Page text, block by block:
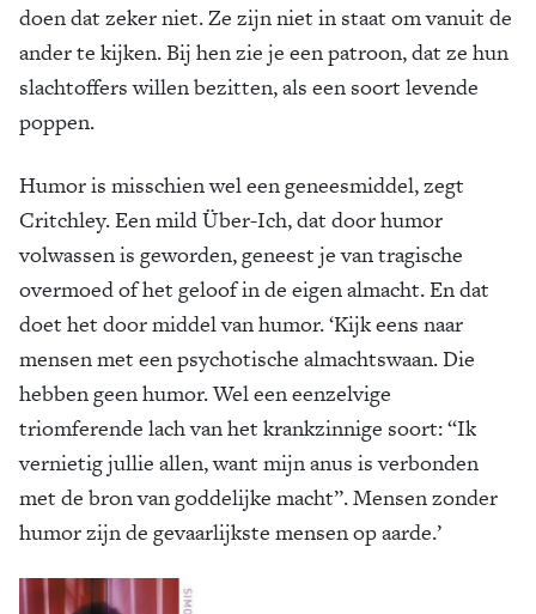
doen dat zeker niet. Ze zijn niet in staat om vanuit de
ander te kijken. Bij hen zie je een patroon, dat ze hun
slachtoffers willen bezitten, als een soort levende
poppen.
Humor is misschien wel een geneesmiddel, zegt
Critchley. Een mild Über-Ich, dat door humor
volwassen is geworden, geneest je van tragische
overmoed of het geloof in de eigen almacht. En dat
doet het door middel van humor. ‘Kijk eens naar
mensen met een psychotische almachtswaan. Die
hebben geen humor. Wel een eenzelvige
triomferende lach van het krankzinnige soort: “Ik
vernietig jullie allen, want mijn anus is verbonden
met de bron van goddelijke macht”. Mensen zonder
humor zijn de gevaarlijkste mensen op aarde.’